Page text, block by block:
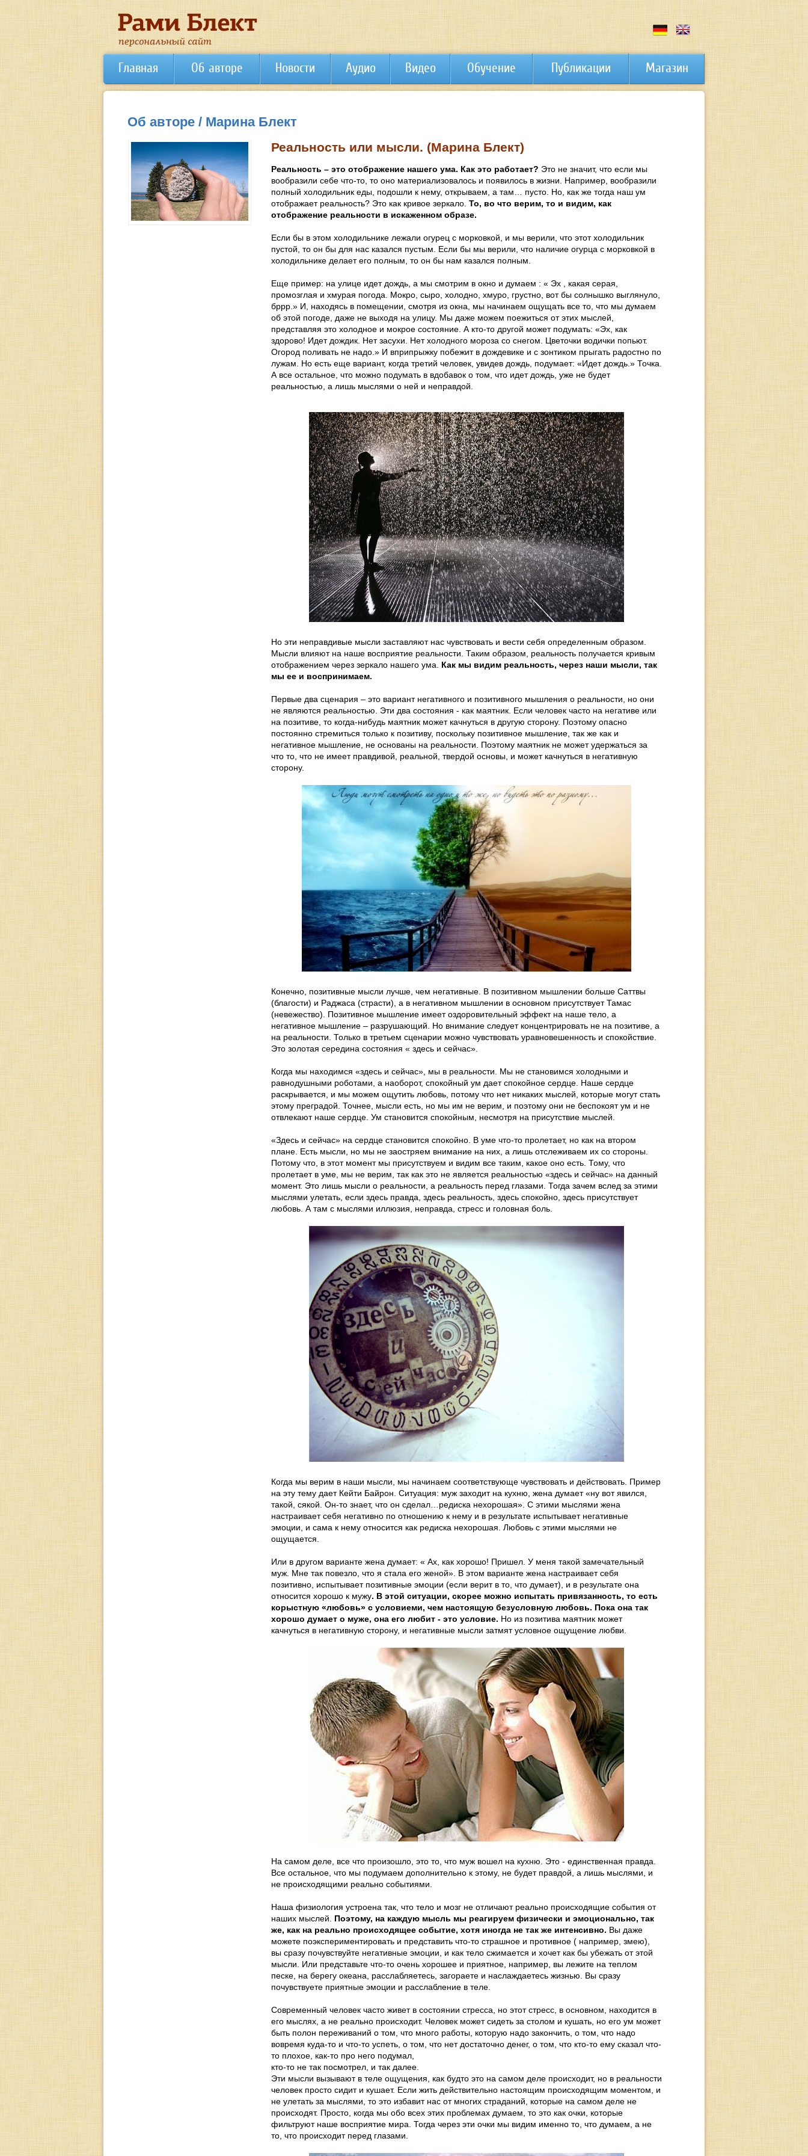
Главная Об авторе Новости Аудио Видео Обучение Публикации Магазин
Об авторе / Марина Блект
Реальность или мысли. (Марина Блект)
Реальность – это отображение нашего ума. Как это работает? Это не значит, что если мы
вообразили себе что-то, то оно материализовалось и появилось в жизни. Например, вообразили
полный холодильник еды, подошли к нему, открываем, а там… пусто. Но, как же тогда наш ум
отображает реальность? Это как кривое зеркало. То, во что верим, то и видим, как
отображение реальности в искаженном образе.
Если бы в этом холодильнике лежали огурец с морковкой, и мы верили, что этот холодильник
пустой, то он бы для нас казался пустым. Если бы мы верили, что наличие огурца с морковкой в
холодильнике делает его полным, то он бы нам казался полным.
Еще пример: на улице идет дождь, а мы смотрим в окно и думаем : « Эх , какая серая,
промозглая и хмурая погода. Мокро, сыро, холодно, хмуро, грустно, вот бы солнышко выглянуло,
бррр.» И, находясь в помещении, смотря из окна, мы начинаем ощущать все то, что мы думаем
об этой погоде, даже не выходя на улицу. Мы даже можем поежиться от этих мыслей,
представляя это холодное и мокрое состояние. А кто-то другой может подумать: «Эх, как
здорово! Идет дождик. Нет засухи. Нет холодного мороза со снегом. Цветочки водички попьют.
Огород поливать не надо.» И вприпрыжку побежит в дождевике и с зонтиком прыгать радостно по
лужам. Но есть еще вариант, когда третий человек, увидев дождь, подумает: «Идет дождь.» Точка.
А все остальное, что можно подумать в вдобавок о том, что идет дождь, уже не будет
реальностью, а лишь мыслями о ней и неправдой.
Но эти неправдивые мысли заставляют нас чувствовать и вести себя определенным образом.
Мысли влияют на наше восприятие реальности. Таким образом, реальность получается кривым
отображением через зеркало нашего ума.
Как мы видим реальность, через наши мысли, так
мы ее и воспринимаем.
Первые два сценария – это вариант негативного и позитивного мышления о реальности, но они
не являются реальностью. Эти два состояния - как маятник. Если человек часто на негативе или
на позитиве, то когда-нибудь маятник может качнуться в другую сторону. Поэтому опасно
постоянно стремиться только к позитиву, поскольку позитивное мышление, так же как и
негативное мышление, не основаны на реальности. Поэтому маятник не может удержаться за
что то, что не имеет правдивой, реальной, твердой основы, и может качнуться в негативную
сторону.
Конечно, позитивные мысли лучше, чем негативные. В позитивном мышлении больше Саттвы
(благости) и Раджаса (страсти), а в негативном мышлении в основном присутствует Тамас
(невежество). Позитивное мышление имеет оздоровительный эффект на наше тело, а
негативное мышление – разрушающий. Но внимание следует концентрировать не на позитиве, а
на реальности. Только в третьем сценарии можно чувствовать уравновешенность и спокойствие.
Это золотая середина состояния « здесь и сейчас».
Когда мы находимся «здесь и сейчас», мы в реальности. Мы не становимся холодными и
равнодушными роботами, а наоборот, спокойный ум дает спокойное сердце. Наше сердце
раскрывается, и мы можем ощутить любовь, потому что нет никаких мыслей, которые могут стать
этому преградой. Точнее, мысли есть, но мы им не верим, и поэтому они не беспокоят ум и не
отвлекают наше сердце. Ум становится спокойным, несмотря на присутствие мыслей.
«Здесь и сейчас» на сердце становится спокойно. В уме что-то пролетает, но как на втором
плане. Есть мысли, но мы не заостряем внимание на них, а лишь отслеживаем их со стороны.
Потому что, в этот момент мы присутствуем и видим все таким, какое оно есть. Тому, что
пролетает в уме, мы не верим, так как это не является реальностью «здесь и сейчас» на данный
момент. Это лишь мысли о реальности, а реальность перед глазами. Тогда зачем вслед за этими
мыслями улетать, если здесь правда, здесь реальность, здесь спокойно, здесь присутствует
любовь. А там с мыслями иллюзия, неправда, стресс и головная боль.
Когда мы верим в наши мысли, мы начинаем соответствующе чувствовать и действовать. Пример
на эту тему дает Кейти Байрон. Ситуация: муж заходит на кухню, жена думает «ну вот явился,
такой, сякой. Он-то знает, что он сделал…редиска нехорошая». С этими мыслями жена
настраивает себя негативно по отношению к нему и в результате испытывает негативные
эмоции, и сама к нему относится как редиска нехорошая. Любовь с этими мыслями не
ощущается.
Или в другом варианте жена думает: « Ах, как хорошо! Пришел. У меня такой замечательный
муж. Мне так повезло, что я стала его женой». В этом варианте жена настраивает себя
позитивно, испытывает позитивные эмоции (если верит в то, что думает), и в результате она
относится хорошо к мужу. В этой ситуации, скорее можно испытать привязанность, то есть
корыстную «любовь» с условиеми, чем настоящую безусловную любовь. Пока она так
хорошо думает о муже, она его любит - это условие. Но из позитива маятник может
качнуться в негативную сторону, и негативные мысли затмят условное ощущение любви.
На самом деле, все что произошло, это то, что муж вошел на кухню. Это - единственная правда.
Все остальное, что мы подумаем дополнительно к этому, не будет правдой, а лишь мыслями, и
не происходящими реально событиями.
Наша физиология устроена так, что тело и мозг не отличают реально происходящие события от
наших мыслей.
Поэтому, на каждую мысль мы реагируем физически и эмоционально, так
же, как на реально происходящее событие, хотя иногда не так же интенсивно. Вы даже
можете поэкспериментировать и представить что-то страшное и противное ( например, змею),
вы сразу почувствуйте негативные эмоции, и как тело сжимается и хочет как бы убежать от этой
мысли. Или представьте что-то очень хорошее и приятное, например, вы лежите на теплом
песке, на берегу океана, расслабляетесь, загораете и наслаждаетесь жизнью. Вы сразу
почувствуете приятные эмоции и расслабление в теле.
Современный человек часто живет в состоянии стресса, но этот стресс, в основном, находится в
его мыслях, а не реально происходит. Человек может сидеть за столом и кушать, но его ум может
быть полон переживаний о том, что много работы, которую надо закончить, о том, что надо
вовремя куда-то и что-то успеть, о том, что нет достаточно денег, о том, что кто-то ему сказал что-
то плохое, как-то про него подумал,
кто-то не так посмотрел, и так далее.
Эти мысли вызывают в теле ощущения, как будто это на самом деле происходит, но в реальности
человек просто сидит и кушает. Если жить действительно настоящим происходящим моментом, и
не улетать за мыслями, то это избавит нас от многих страданий, которые на самом деле не
происходят. Просто, когда мы обо всех этих проблемах думаем, то это как очки, которые
фильтруют наше восприятие мира. Тогда через эти очки мы видим именно то, что думаем, а не
то, что происходит перед глазами.